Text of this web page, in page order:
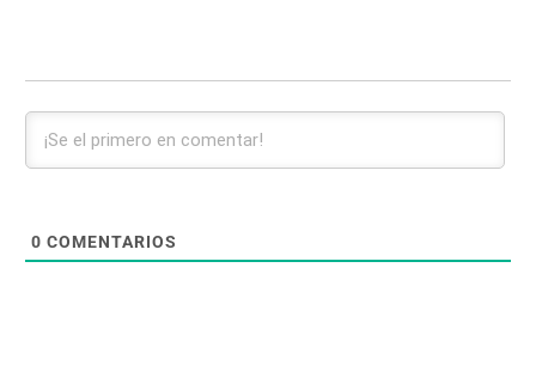
0 COMENTARIOS